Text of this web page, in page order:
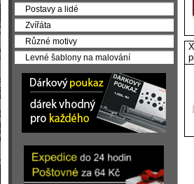
Postavy a lidé
Zvířáta
Různé motivy
Levné šablony na malování